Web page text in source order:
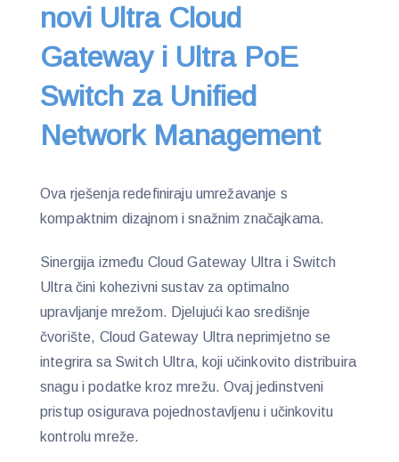
novi Ultra Cloud
Gateway i Ultra PoE
Switch za Unified
Network Management
Ova rješenja redefiniraju umrežavanje s
kompaktnim dizajnom i snažnim značajkama.
Sinergija između Cloud Gateway Ultra i Switch
Ultra čini kohezivni sustav za optimalno
upravljanje mrežom. Djelujući kao središnje
čvorište, Cloud Gateway Ultra neprimjetno se
integrira sa Switch Ultra, koji učinkovito distribuira
snagu i podatke kroz mrežu. Ovaj jedinstveni
pristup osigurava pojednostavljenu i učinkovitu
kontrolu mreže.